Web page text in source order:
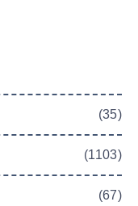
(35)
(1103)
(67)